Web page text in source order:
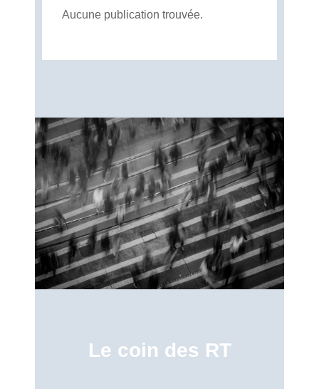
Aucune publication trouvée.
Le coin des RT